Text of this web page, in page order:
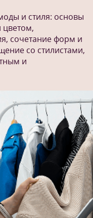
и стиля: основы
цветом,
сочетание форм и
со стилистами,
и